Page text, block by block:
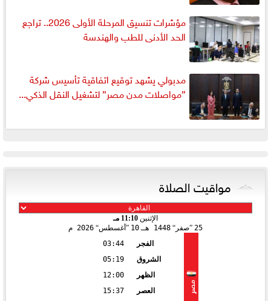
مؤشرات تنسيق المرحلة الأولى 2026.. تراجع
الحد الأدنى للطب والهندسة
مدبولي يشهد توقيع اتفاقية تأسيس شركة
”مواصلات مدن مصر” لتشغيل النقل الذكي...
مواقيت الصلاة
الإثنين 11:10 مـ
25
صفر 1448 هـ 10 أغسطس 2026 م
مصر
الفجر
03:44
الشروق
05:19
الظهر
12:00
العصر
15:37